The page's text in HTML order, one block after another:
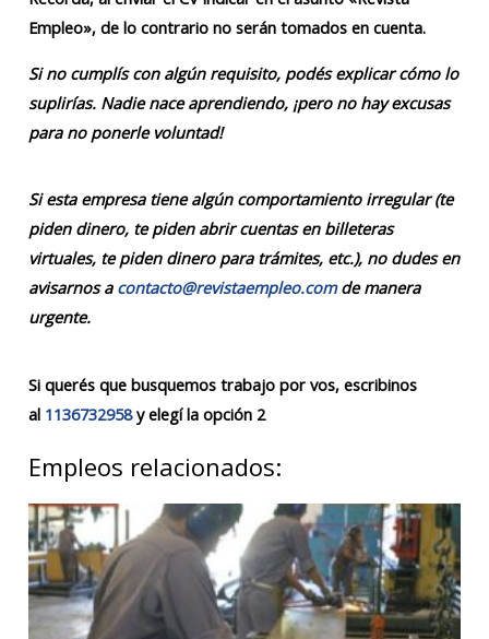
Empleo», de lo contrario no serán tomados en cuenta.
Si no cumplís con algún requisito, podés explicar cómo lo
suplirías. Nadie nace aprendiendo, ¡pero no hay excusas
para no ponerle voluntad!
Si esta empresa tiene algún comportamiento irregular (te
piden dinero, te piden abrir cuentas en billeteras
virtuales, te piden dinero para trámites, etc.), no dudes en
avisarnos a contacto@revistaempleo.comde manera
urgente.
Si querés que busquemos trabajo por vos, escribinos
al 1136732958y elegí la opción 2
Empleos relacionados: